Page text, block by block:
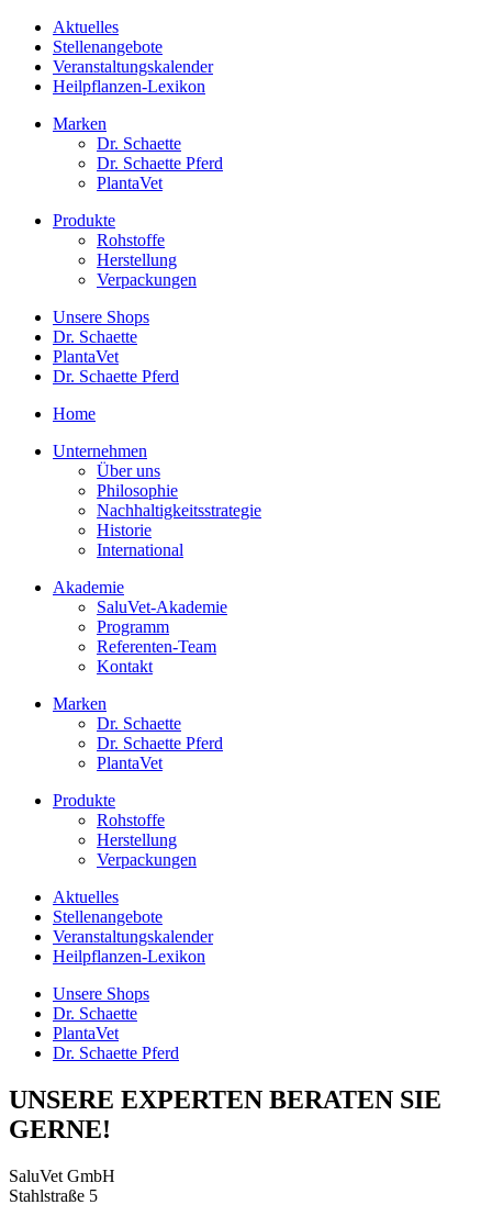
Aktuelles
Stellenangebote
Veranstaltungskalender
Heilpflanzen-Lexikon
Marken
Dr. Schaette
Dr. Schaette Pferd
PlantaVet
Produkte
Rohstoffe
Herstellung
Verpackungen
Unsere Shops
Dr. Schaette
PlantaVet
Dr. Schaette Pferd
Home
Unternehmen
Über uns
Philosophie
Nachhaltigkeitsstrategie
Historie
International
Akademie
SaluVet-Akademie
Programm
Referenten-Team
Kontakt
Marken
Dr. Schaette
Dr. Schaette Pferd
PlantaVet
Produkte
Rohstoffe
Herstellung
Verpackungen
Aktuelles
Stellenangebote
Veranstaltungskalender
Heilpflanzen-Lexikon
Unsere Shops
Dr. Schaette
PlantaVet
Dr. Schaette Pferd
UNSERE EXPERTEN BERATEN SIE
GERNE!
SaluVet GmbH
Stahlstraße 5